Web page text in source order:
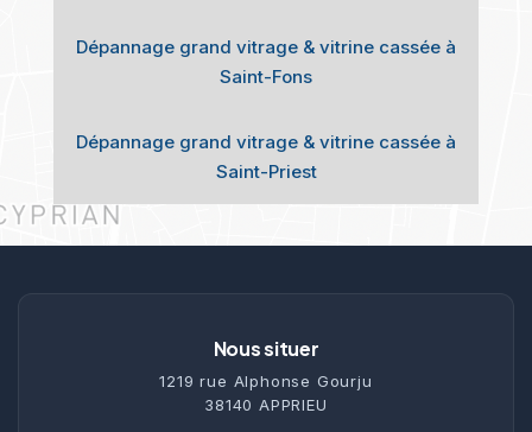
Dépannage grand vitrage & vitrine cassée à
Saint-Fons
Dépannage grand vitrage & vitrine cassée à
Saint-Priest
Nous situer
1219 rue Alphonse Gourju
38140 APPRIEU